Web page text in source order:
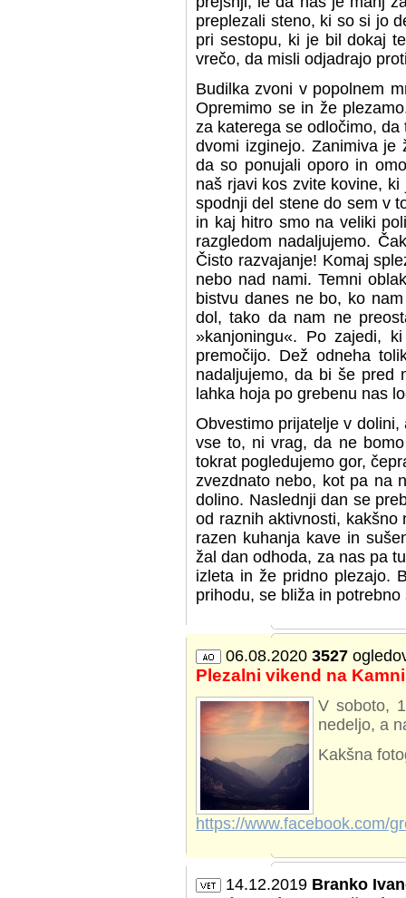
preplezali steno, ki so si jo
pri sestopu, ki je bil dokaj
vrečo, da misli odjadrajo
Budilka zvoni v popolnem
Opremimo se in že
za katerega se odločimo,
dvomi izginejo. Zanimiva je
da so ponujali oporo in
naš rjavi kos zvite kovine,
spodnji del stene do sem v
in kaj hitro smo na veliki
razgledom nadaljujemo.
Čisto razvajanje! Komaj
nebo nad nami. Temni
bistvu danes ne bo, ko
dol, tako da nam ne
»kanjoningu«. Po zajedi,
premočijo. Dež odneha
nadaljujemo, da bi še pred
lahka hoja po grebenu nas
Obvestimo prijatelje v
vse to, ni vrag, da ne
tokrat pogledujemo gor,
zvezdnato nebo, kot pa na
dolino. Naslednji dan se
od raznih aktivnosti, kakšno
razen kuhanja kave in
žal dan odhoda, za nas pa
izleta in že pridno plezajo.
prihodu, se bliža in
06.08.2020 3527
Plezalni vikend na
V soboto,
nedeljo, a
Kakšna
https://www.facebook.com/
14.12.2019 Branko